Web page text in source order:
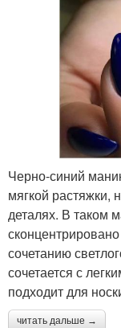
Черно-синий
мягкой растяжки,
деталях. В таком
сочетанию
сочетается с
подходит для
читать дальше →